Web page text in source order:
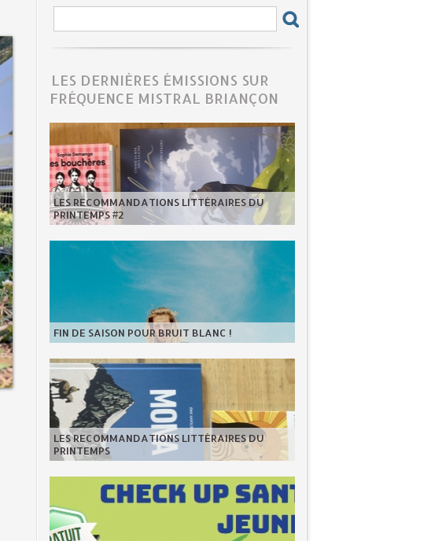
LES DERNIÈRES ÉMISSIONS SUR
FRÉQUENCE MISTRAL BRIANÇON
LES RECOMMANDATIONS LITTÉRAIRES DU
PRINTEMPS #2
FIN DE SAISON POUR BRUIT BLANC !
LES RECOMMANDATIONS LITTÉRAIRES DU
PRINTEMPS